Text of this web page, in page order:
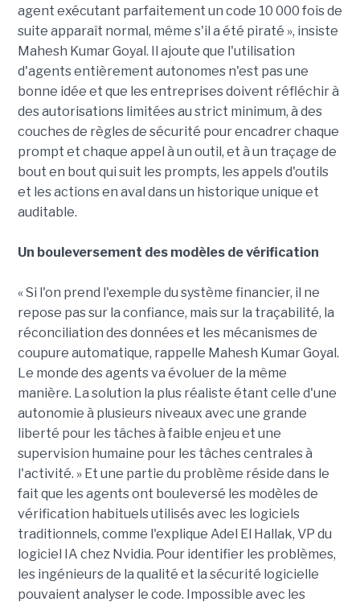
agent exécutant parfaitement un code 10 000 fois de
suite apparaît normal, même s'il a été piraté », insiste
Mahesh Kumar Goyal. Il ajoute que l'utilisation
d'agents entièrement autonomes n'est pas une
bonne idée et que les entreprises doivent réfléchir à
des autorisations limitées au strict minimum, à des
couches de règles de sécurité pour encadrer chaque
prompt et chaque appel à un outil, et à un traçage de
bout en bout qui suit les prompts, les appels d'outils
et les actions en aval dans un historique unique et
auditable.
Un bouleversement des modèles de vérification
« Si l'on prend l'exemple du système financier, il ne
repose pas sur la confiance, mais sur la traçabilité, la
réconciliation des données et les mécanismes de
coupure automatique, rappelle Mahesh Kumar Goyal.
Le monde des agents va évoluer de la même
manière. La solution la plus réaliste étant celle d'une
autonomie à plusieurs niveaux avec une grande
liberté pour les tâches à faible enjeu et une
supervision humaine pour les tâches centrales à
l'activité. » Et une partie du problème réside dans le
fait que les agents ont bouleversé les modèles de
vérification habituels utilisés avec les logiciels
traditionnels, comme l'explique Adel El Hallak, VP du
logiciel IA chez Nvidia. Pour identifier les problèmes,
les ingénieurs de la qualité et la sécurité logicielle
pouvaient analyser le code. Impossible avec les